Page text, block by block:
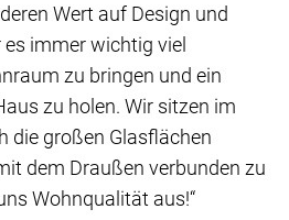
Wert auf Design und
es immer wichtig viel
zu bringen und ein
zu holen. Wir sitzen im
die großen Glasflächen
dem Draußen verbunden zu
Wohnqualität aus!“